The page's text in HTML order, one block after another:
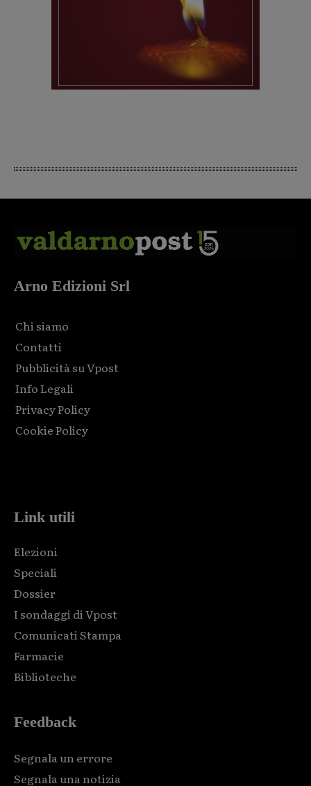
Arno Edizioni Srl
Chi siamo
Contatti
Pubblicità su Vpost
Info Legali
Privacy Policy
Cookie Policy
Link utili
Elezioni
Speciali
Dossier
I sondaggi di Vpost
Comunicati Stampa
Farmacie
Biblioteche
Feedback
Segnala un errore
Segnala una notizia